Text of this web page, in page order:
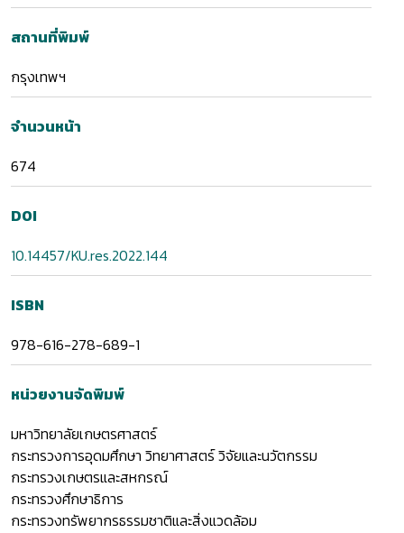
สถานที่พิมพ์
กรุงเทพฯ
จำนวนหน้า
674
DOI
10.14457/KU.res.2022.144
ISBN
978-616-278-689-1
หน่วยงานจัดพิมพ์
มหาวิทยาลัยเกษตรศาสตร์
กระทรวงการอุดมศึกษา วิทยาศาสตร์ วิจัยและนวัตกรรม
กระทรวงเกษตรและสหกรณ์
กระทรวงศึกษาธิการ
กระทรวงทรัพยากรธรรมชาติและสิ่งแวดล้อม